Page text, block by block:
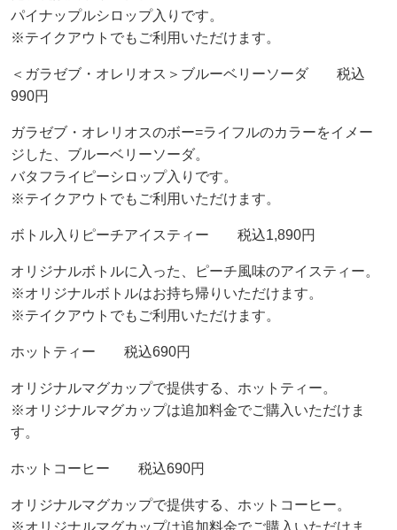
パイナップルシロップ入りです。
※テイクアウトでもご利用いただけます。
＜ガラゼブ・オレリオス＞ブルーベリーソーダ 税込
990円
ガラゼブ・オレリオスのボー=ライフルのカラーをイメー
ジした、ブルーベリーソーダ。
バタフライピーシロップ入りです。
※テイクアウトでもご利用いただけます。
ボトル入りピーチアイスティー 税込1,890円
オリジナルボトルに入った、ピーチ風味のアイスティー。
※オリジナルボトルはお持ち帰りいただけます。
※テイクアウトでもご利用いただけます。
ホットティー 税込690円
オリジナルマグカップで提供する、ホットティー。
※オリジナルマグカップは追加料金でご購入いただけま
す。
ホットコーヒー 税込690円
オリジナルマグカップで提供する、ホットコーヒー。
※オリジナルマグカップは追加料金でご購入いただけま